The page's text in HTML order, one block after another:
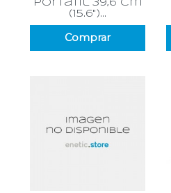
portátil 39,6 cm
(15.6")...
Comprar